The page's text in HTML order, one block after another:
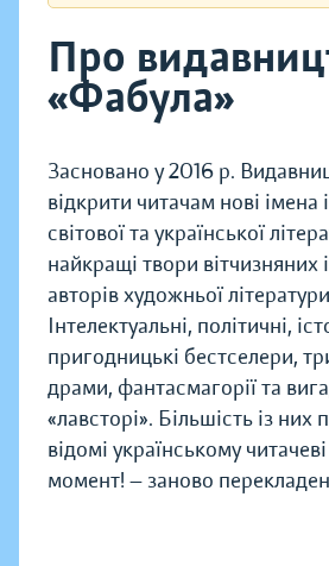
Про
«Фабула»
Засновано у 2016 р.
відкрити читачам нові імена
світової та української
найкращі твори вітчизняних
авторів художньої
Інтелектуальні, політичні,
пригодницькі бестселери,
драми, фантасмагорії та
«лавсторі». Більшість із них
відомі українському
момент! — заново